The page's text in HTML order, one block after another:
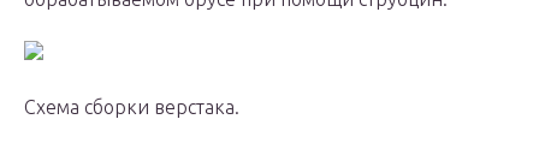
Схема сборки верстака.